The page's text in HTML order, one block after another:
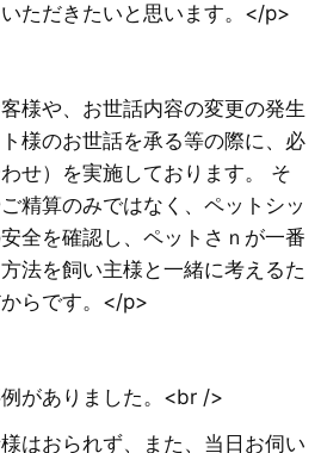
ただきたいと思います。</p>
様や、お世話内容の変更の発生
様のお世話を承る等の際に、必
せ）を実施しております。 そ
精算のみではなく、ペットシッ
全を確認し、ペットさｎが一番
法を飼い主様と一緒に考えるた
らです。</p>
がありました。<br />
はおられず、また、当日お伺い